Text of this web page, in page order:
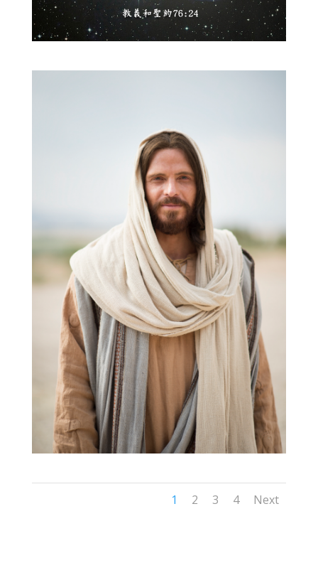
1 2 3 4 Next